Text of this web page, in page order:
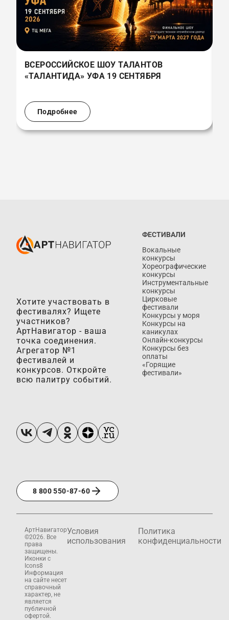
ВСЕРОССИЙСКОЕ ШОУ ТАЛАНТОВ
«ТАЛАНТИДА» УФА 19 СЕНТЯБРЯ
Подробнее
Хотите участвовать в
фестивалях? Ищете
участников?
АртНавигатор - ваша
точка соединения.
Агрегатор №1
фестивалей и
конкурсов. Откройте
всю палитру событий.
8 800 550-87-60
ФЕСТИВАЛИ
Вокальные
конкурсы
Хореографические
конкурсы
Инструментальные
конкурсы
Цирковые
фестивали
Конкурсы у моря
Конкурсы на
каникулах
Онлайн-конкурсы
Конкурсы без
оплаты
«Горящие
фестивали»
АртНавигатор
©2026. Все
права
защищены.
Иконки с
Icons8
Информация
на сайте несет
справочный
характер, не
является
публичной
офертой.
Условия
использования
Политика
конфиденциальности